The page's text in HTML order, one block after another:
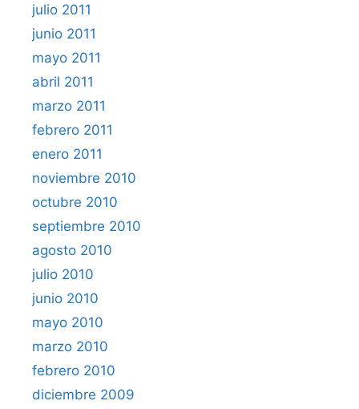
julio 2011
junio 2011
mayo 2011
abril 2011
marzo 2011
febrero 2011
enero 2011
noviembre 2010
octubre 2010
septiembre 2010
agosto 2010
julio 2010
junio 2010
mayo 2010
marzo 2010
febrero 2010
diciembre 2009